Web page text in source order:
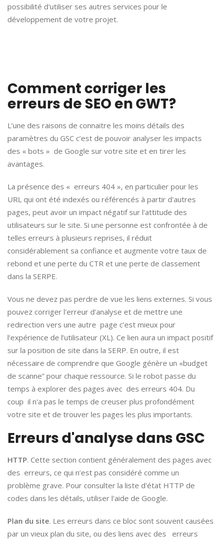
possibilité d'utiliser ses autres services pour le
développement de votre projet.
Comment corriger les
erreurs de SEO en GWT?
L’une des raisons de connaitre les moins détails des
paramètres du GSC c’est de pouvoir analyser les impacts
des « bots » de Google sur votre site et en tirer les
avantages.
La présence des « erreurs 404 », en particulier pour les
URL qui ont été indexés ou référencés à partir d'autres
pages, peut avoir un impact négatif sur l'attitude des
utilisateurs sur le site. Si une personne est confrontée à de
telles erreurs à plusieurs reprises, il réduit
considérablement sa confiance et augmente votre taux de
rebond et une perte du CTR et une perte de classement
dans la SERPE.
Vous ne devez pas perdre de vue les liens externes. Si vous
pouvez corriger l'erreur d'analyse et de mettre une
redirection vers une autre page c’est mieux pour
l’expérience de l’utilisateur (XL). Ce lien aura un impact positif
sur la position de site dans la SERP. En outre, il est
nécessaire de comprendre que Google génère un «budget
de scanne” pour chaque ressource. Si le robot passe du
temps à explorer des pages avec des erreurs 404. Du
coup il n'a pas le temps de creuser plus profondément
votre site et de trouver les pages les plus importants.
Erreurs d'analyse dans GSC
HTTP. Cette section contient généralement des pages avec
des erreurs, ce qui n’est pas considéré comme un
problème grave. Pour consulter la liste d'état HTTP de
codes dans les détails, utiliser l'aide de Google.
Plan du site. Les erreurs dans ce bloc sont souvent causées
par un vieux plan du site, ou des liens avec des erreurs